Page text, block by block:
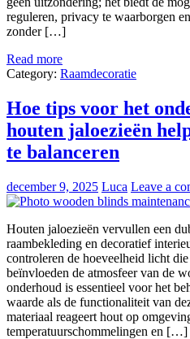
reguleren, privacy te waarborgen
zonder […]
Read more
Category: Raamdecoratie
Hoe tips voor het
houten jaloezieën
te balanceren
december 9, 2025 Luca Leave a
Houten jaloezieën vervullen een
raambekleding en decoratief
controleren de hoeveelheid licht
beïnvloeden de atmosfeer van de
onderhoud is essentieel voor het
waarde als de functionaliteit van
materiaal reageert hout op
temperatuurschommelingen en […]